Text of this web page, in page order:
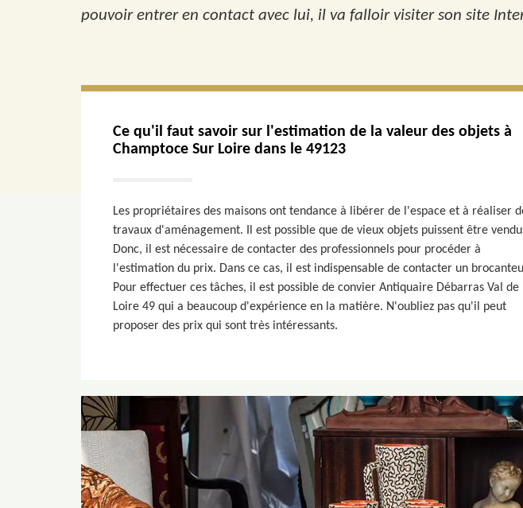
pouvoir entrer en contact avec lui, il va falloir visiter son site
Ce qu'il faut savoir sur l'estimation de la valeur des objets à
Champtoce Sur Loire dans le 49123
Les propriétaires des maisons ont tendance à libérer de l'espace et à réaliser
travaux d'aménagement. Il est possible que de vieux objets puissent être
Donc, il est nécessaire de contacter des professionnels pour procéder à
l'estimation du prix. Dans ce cas, il est indispensable de contacter un
Pour effectuer ces tâches, il est possible de convier Antiquaire Débarras Val de
Loire 49 qui a beaucoup d'expérience en la matière. N'oubliez pas qu'il peut
proposer des prix qui sont très intéressants.